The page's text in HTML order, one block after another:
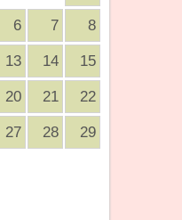
6 7 8
13 14 15
20 21 22
27 28 29